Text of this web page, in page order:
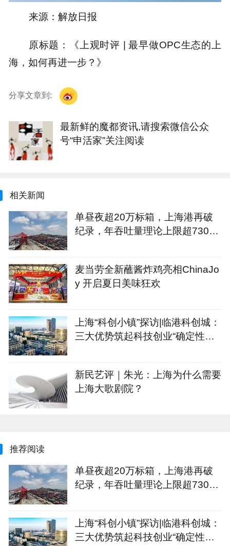
来源：解放日报
原标题：《上观时评 | 最早做OPC生态的上
海，如何再进一步？》
分享文章到:
最新鲜的魔都资讯,请搜索微信公众
号“申活家”关注阅读
相关新闻
单昼夜超20万标箱，上海港再破
纪录，年吞吐量理论上限超7300
麦当劳全新蘸酱炸鸡亮相ChinaJo
y 开启夏日美味狂欢
上海“科创小镇”探访|临港科创城：
三大优势筑起科技创业“确定性公
新民艺评｜朱光：上海为什么需要
上海大歌剧院？
推荐阅读
单昼夜超20万标箱，上海港再破
纪录，年吞吐量理论上限超7300
上海“科创小镇”探访|临港科创城：
三大优势筑起科技创业“确定性公